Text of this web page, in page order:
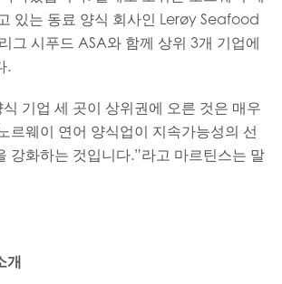
(NL)
(CZ)
있는 동료 양식 회사인 Lerøy Seafood
그 시푸드 ASA와 함께 상위 3개 기업에
.
기업 세 곳이 상위권에 오른 것은 매우
르웨이 연어 양식업이 지속가능성의 선
강화하는 것입니다.”라고 마르틴스는 말
개